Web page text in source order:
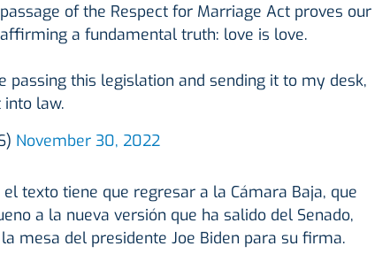
of the Respect for Marriage Act proves our
a fundamental truth: love is love.
passing this legislation and sending it to my desk,
law.
November 30, 2022
texto tiene que regresar a la Cámara Baja, que
a la nueva versión que ha salido del Senado,
mesa del presidente Joe Biden para su firma.